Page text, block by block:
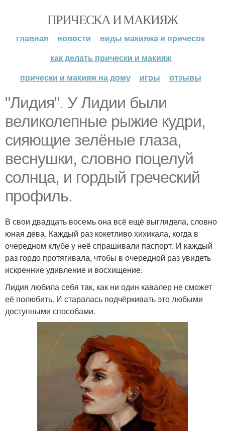
ПРИЧЕСКА И МАКИЯЖ
главная новости
виды макияжа и причесок
как делать прически и макияж
прически и макияж на дому
игры отзывы
"Лидия". У Лидии были
великолепные рыжие кудри,
сияющие зелёные глаза,
веснушки, словно поцелуй
солнца, и гордый греческий
профиль.
В свои двадцать восемь она всё ещё выглядела, словно
юная дева. Каждый раз кокетливо хихикала, когда в
очередном клубе у неё спрашивали паспорт. И каждый
раз гордо протягивала, чтобы в очередной раз увидеть
искренние удивление и восхищение.
Лидия любила себя так, как ни один кавалер не сможет
её полюбить. И старалась подчёркивать это любыми
доступными способами.